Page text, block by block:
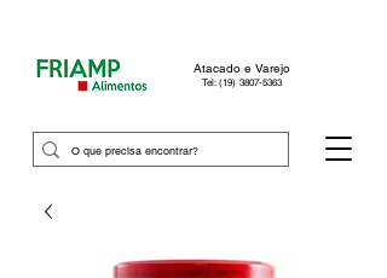
Atacado e Varejo
Tel: (19) 3807-5363